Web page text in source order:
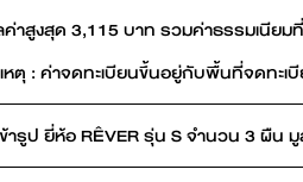
าสูงสุด 3,115 บาท รวมค่าธรรมเนียม
หตุ : ค่าจดทะเบียนขึ้นอยู่กับพื้นที่จดทะเ
ารูป ยี่ห้อ RÊVER รุ่น S จำนวน 3 ผืน